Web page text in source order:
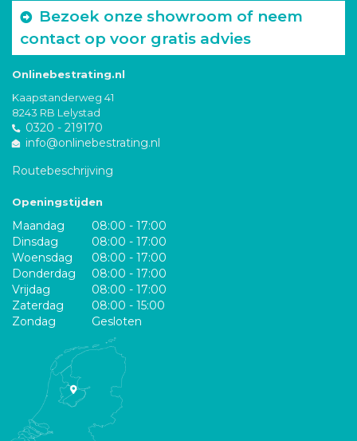
Bezoek onze showroom of neem
contact op voor gratis advies
Onlinebestrating.nl
Kaapstanderweg 41
8243 RB Lelystad
0320 - 219170
info@onlinebestrating.nl
Routebeschrijving
Openingstijden
Maandag
08:00 - 17:00
Dinsdag
08:00 - 17:00
Woensdag
08:00 - 17:00
Donderdag
08:00 - 17:00
Vrijdag
08:00 - 17:00
Zaterdag
08:00 - 15:00
Zondag
Gesloten